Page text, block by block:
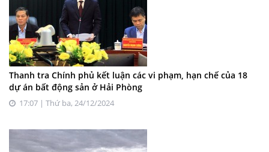
Thanh tra Chính phủ kết luận các vi phạm, hạn chế của 18
dự án bất động sản ở Hải Phòng
17:07 | Thứ ba, 24/12/2024